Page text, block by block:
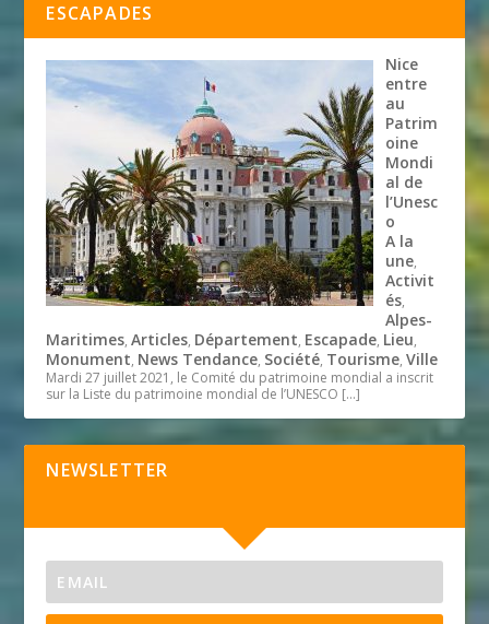
ESCAPADES
Nice
entre
au
Patrim
oine
Mondi
al de
l’Unesc
o
A la
une,
Activit
és,
Alpes-
Maritimes,Articles, Département, Escapade, Lieu,
Monument, News Tendance, Société, Tourisme,Ville
Mardi 27 juillet 2021, le Comité du patrimoine mondial a inscrit
sur la Liste du patrimoine mondial de l’UNESCO […]
NEWSLETTER